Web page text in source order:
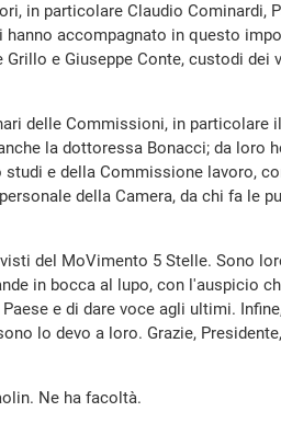
in particolare Claudio Cominardi,
hanno accompagnato in questo
e Giuseppe Conte, custodi dei
delle Commissioni, in particolare
la dottoressa Bonacci; da loro
e della Commissione lavoro,
della Camera, da chi fa le
del MoVimento 5 Stelle. Sono
in bocca al lupo, con l'auspicio
e di dare voce agli ultimi.
lo devo a loro. Grazie,
Ne ha facoltà.